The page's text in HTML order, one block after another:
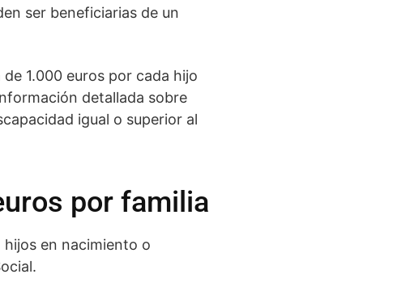
ser beneficiarias de un
1.000 euros por cada hijo
detallada sobre
igual o superior al
por familia
en nacimiento o